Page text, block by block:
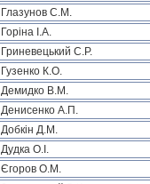
Глазунов С.М.
Горіна І.А.
Гриневецький С.Р.
Гузенко К.О.
Демидко В.М.
Денисенко А.П.
Добкін Д.М.
Дудка О.І.
Єгоров О.М.